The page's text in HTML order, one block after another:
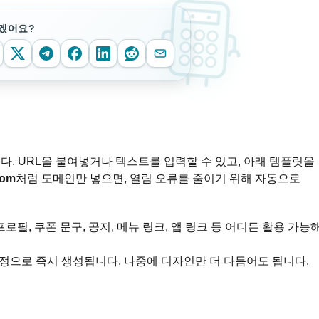
어요?
. URL을 붙여넣거나 텍스트를 입력할 수 있고, 아래 템플릿을
처럼 도메인만 넣으면, 열림 오류를 줄이기 위해 자동으로
필, 쿠폰 문구, 공지, 메뉴 링크, 앱 링크 등 어디든 활용 가능
으로 즉시 생성됩니다. 나중에 디자인만 더 다듬어도 됩니다.